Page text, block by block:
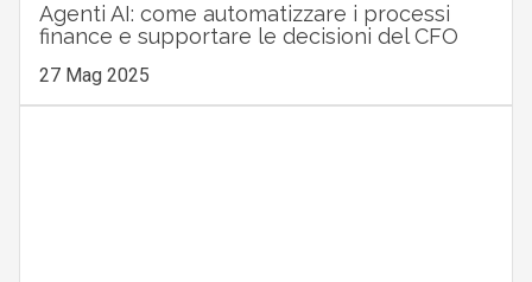
Agenti AI: come automatizzare i processi
finance e supportare le decisioni del CFO
27 Mag 2025